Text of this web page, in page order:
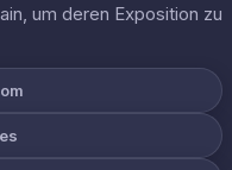
um deren Exposition zu